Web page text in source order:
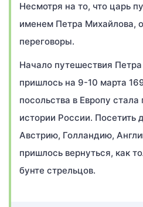
Несмотря на то, что царь
именем Петра Михайлова,
переговоры.
Начало путешествия
пришлось на 9-10 марта
посольства в Европу стала
истории России. Посетить
Австрию, Голландию,
пришлось вернуться, как
бунте стрельцов.